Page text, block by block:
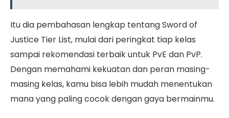
Itu dia pembahasan lengkap tentang Sword of
Justice Tier List, mulai dari peringkat tiap kelas
sampai rekomendasi terbaik untuk PvE dan PvP.
Dengan memahami kekuatan dan peran masing-
masing kelas, kamu bisa lebih mudah menentukan
mana yang paling cocok dengan gaya bermainmu.